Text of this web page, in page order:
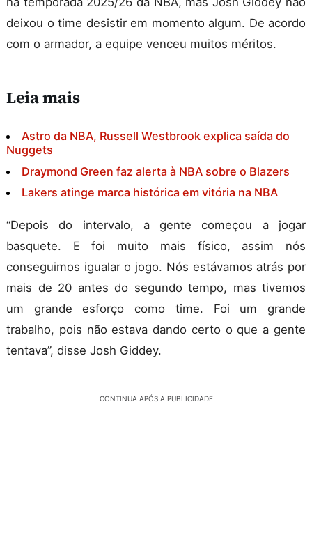
deixou o time desistir em momento algum. De acordo
com o armador, a equipe venceu muitos méritos.
Leia mais
Astro da NBA, Russell Westbrook explica saída do
Nuggets
Draymond Green faz alerta à NBA sobre o Blazers
Lakers atinge marca histórica em vitória na NBA
“Depois do intervalo, a gente começou a jogar
basquete. E foi muito mais físico, assim nós
conseguimos igualar o jogo. Nós estávamos atrás por
mais de 20 antes do segundo tempo, mas tivemos
um grande esforço como time. Foi um grande
trabalho, pois não estava dando certo o que a gente
tentava”, disse Josh Giddey.
CONTINUA APÓS A PUBLICIDADE